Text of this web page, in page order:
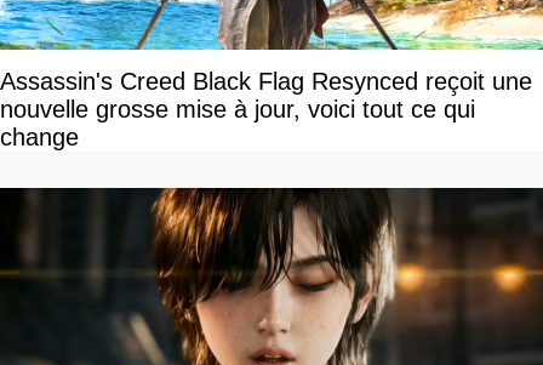
Assassin's Creed Black Flag Resynced reçoit une
nouvelle grosse mise à jour, voici tout ce qui
change